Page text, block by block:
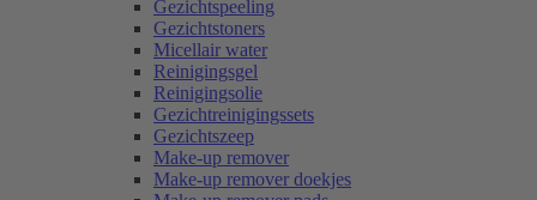
Gezichtspeeling
Gezichtstoners
Micellair water
Reinigingsgel
Reinigingsolie
Gezichtreinigingssets
Gezichtszeep
Make-up remover
Make-up remover doekjes